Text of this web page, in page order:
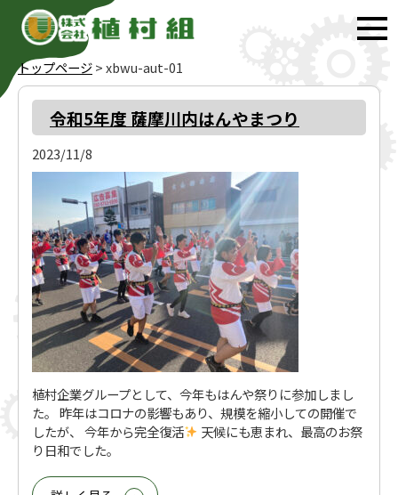
トップページ>xbwu-aut-01
令和5年度 薩摩川内はんやまつり
2023/11/8
植村企業グループとして、今年もはんや祭りに参加しまし
た。 昨年はコロナの影響もあり、規模を縮小しての開催で
したが、 今年から完全復活
天候にも恵まれ、最高のお祭
り日和でした。